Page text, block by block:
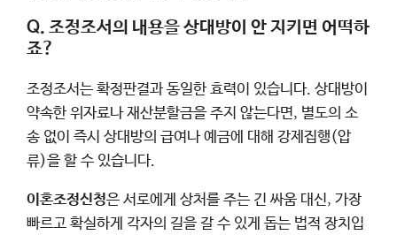
Q. 조정조서의 내용을 상대방이 안 지키면 어떡하
죠?
조정조서는 확정판결과 동일한 효력이 있습니다. 상대방이
약속한 위자료나 재산분할금을 주지 않는다면, 별도의 소
송 없이 즉시 상대방의 급여나 예금에 대해 강제집행(압
류)을 할 수 있습니다.
이혼조정신청은 서로에게 상처를 주는 긴 싸움 대신, 가장
빠르고 확실하게 각자의 길을 갈 수 있게 돕는 법적 장치입